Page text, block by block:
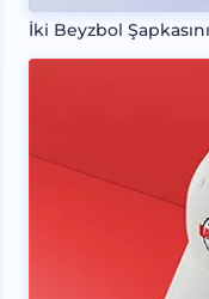
İki Beyzbol